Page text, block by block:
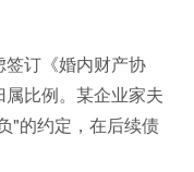
订《婚内财产协
比例。某企业家夫
"的约定，在后续债